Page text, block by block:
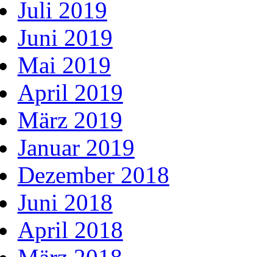
Juli 2019
Juni 2019
Mai 2019
April 2019
März 2019
Januar 2019
Dezember 2018
Juni 2018
April 2018